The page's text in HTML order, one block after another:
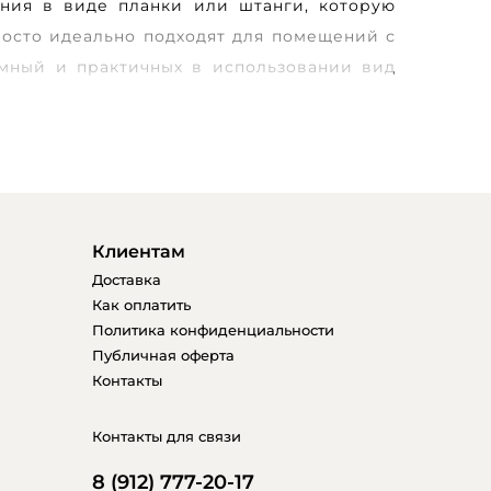
в виде планки или штанги, которую
идеально подходят для помещений с
и практичных в использовании вид
даже самым дорогим люстрам.
который идеально подчеркнет
композиции.
светильников, особенно в помещения
освещения имеет плафон,
изделия. При этом функциональность
Клиентам
Доставка
Как оплатить
Политика конфиденциальности
Публичная оферта
Контакты
Контакты для связи
8 (912) 777-20-17